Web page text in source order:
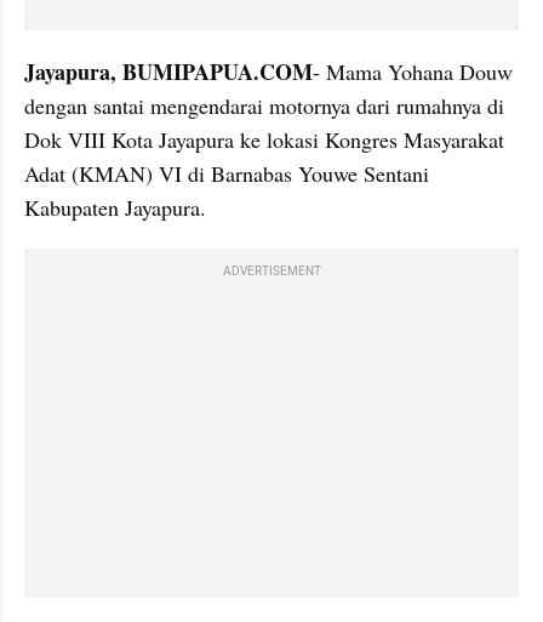
Jayapura, BUMIPAPUA.COM- Mama Yohana Douw
dengan santai mengendarai motornya dari rumahnya di
Dok VIII Kota Jayapura ke lokasi Kongres Masyarakat
Adat (KMAN) VI di Barnabas Youwe Sentani
Kabupaten Jayapura.
ADVERTISEMENT